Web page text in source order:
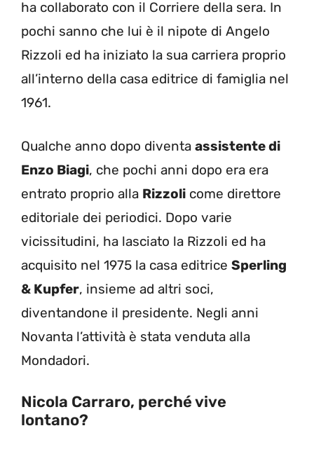
ha collaborato con il Corriere della sera. In
pochi sanno che lui è il nipote di Angelo
Rizzoli ed ha iniziato la sua carriera proprio
all’interno della casa editrice di famiglia nel
1961.
Qualche anno dopo diventa assistente di
Enzo Biagi, che pochi anni dopo era era
entrato proprio alla Rizzoli come direttore
editoriale dei periodici. Dopo varie
vicissitudini, ha lasciato la Rizzoli ed ha
acquisito nel 1975 la casa editrice Sperling
& Kupfer, insieme ad altri soci,
diventandone il presidente. Negli anni
Novanta l’attività è stata venduta alla
Mondadori.
Nicola Carraro, perché vive
lontano?